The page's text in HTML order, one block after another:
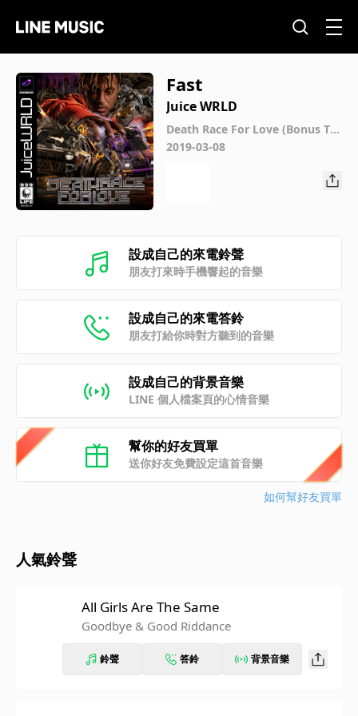
Fast
Juice WRLD
Death Race For Love (Bonus Tra
ck Version)
2019-03-08
設成自己的來電鈴聲
朋友打來時手機響起的音樂
設成自己的來電答鈴
朋友打給你時對方聽到的音樂
設成自己的背景音樂
LINE 個人檔案頁的心情音樂
幫你的好友買單
送你好友免費設定這首音樂
如何幫好友買單
人氣鈴聲
All Girls Are The Same
Goodbye & Good Riddance
鈴聲 答鈴 背景音樂